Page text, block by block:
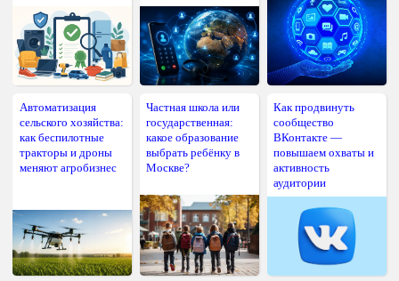
Автоматизация
сельского хозяйства:
как беспилотные
тракторы и дроны
меняют агробизнес
Частная школа или
государственная:
какое образование
выбрать ребёнку в
Москве?
Как продвинуть
сообщество
ВКонтакте —
повышаем охваты и
активность
аудитории